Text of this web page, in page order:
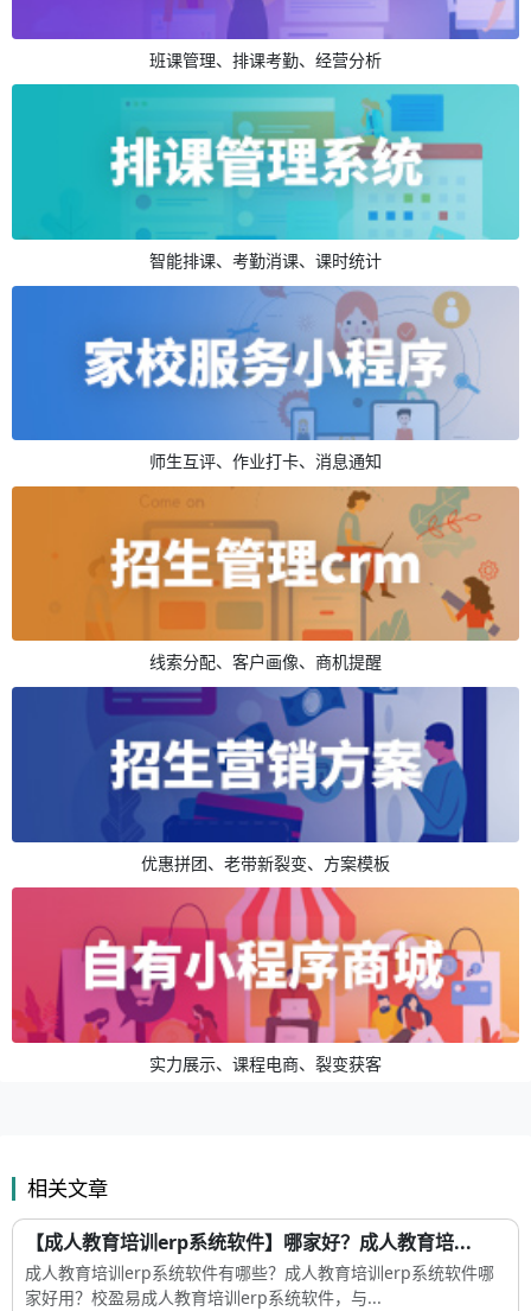
班课管理、排课考勤、经营分析
智能排课、考勤消课、课时统计
师生互评、作业打卡、消息通知
线索分配、客户画像、商机提醒
优惠拼团、老带新裂变、方案模板
实力展示、课程电商、裂变获客
相关文章
【成人教育培训erp系统软件】哪家好？成人教育培...
成人教育培训erp系统软件有哪些？成人教育培训erp系统软件哪
家好用？校盈易成人教育培训erp系统软件，与...